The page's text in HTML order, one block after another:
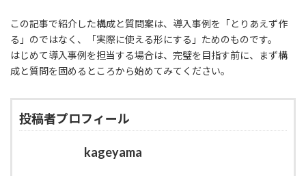
この記事で紹介した構成と質問案は、導入事例を「とりあえず作
る」のではなく、「実際に使える形にする」ためのものです。
はじめて導入事例を担当する場合は、完璧を目指す前に、まず構
成と質問を固めるところから始めてみてください。
投稿者プロフィール
kageyama